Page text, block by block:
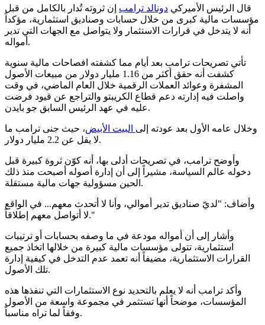
قال الرئيس الأميركي دونالد ترامب إن ثروته تُدار بالكامل من قبل
مؤسسات مالية كبرى من خلال حسابات وصناديق استثمارية، مؤكداً
أنه لا يتدخل في قرارات الاستثمار ولا يتواصل مع الجهات التي تدير
أمواله.
تأتي تصريحات ترامب بعد أيام مما كشفته افصاحات مالية سنوية
كشفت أنه حقق أكثر من 1.16 مليار دولار من مبيعات الأصول
المشفرة وعوائد العملات الرقمية خلال العام الماضي، في وقت
واصلت فيه إدارته دعم قطاع الكريبتو والتراجع عن قيود فرضت
عليه في عهد الرئيس السابق جو بايدن.
وخلال عامه الأول بعد عودته إلى البيت الأبيض، حيث جنى ترامب ما
لا يقل عن 2.2 مليار دولار.
وأوضح ترامب، في تصريحات أدلى بها، أنه كوّن ثروة كبيرة قبل
دخوله عالم السياسة، مشيراً إلى أن إدارة أصوله أصبحت منذ ذلك
الحين مسؤولية جهات مالية مستقلة.
وأضاف: "لديّ صناديق تدير أموالي، وأنا لا أتحدث معهم... في الواقع
لا أتواصل معهم إطلاقاً."
وأشار إلى أن أمواله مودعة في ما وصفه بحسابات أو ترتيبات
استثمارية، تتولى مؤسسات مالية كبيرة من خلالها اتخاذ جميع
القرارات الاستثمارية، مضيفاً أنه تعمد عدم التدخل في كيفية إدارة
تلك الأصول.
وأكد ترامب أنه لا يعلم بالتحديد نوع الاستثمارات التي تنفذها هذه
المؤسسات، موضحاً أنها تستثمر في مجموعة واسعة من الأصول
وفقاً لما تراه مناسباً.